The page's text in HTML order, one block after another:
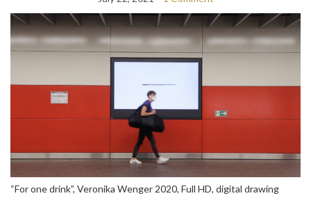
“For one drink”, Veronika Wenger 2020, Full HD, digital drawing